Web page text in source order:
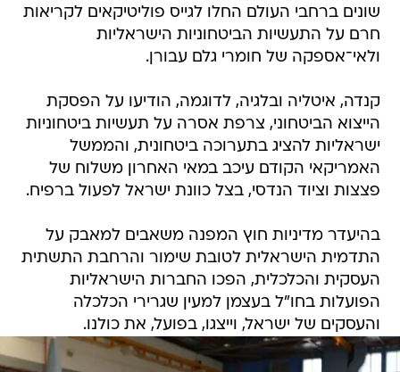
שונים ברחבי העולם החלו לגייס פוליטיקאים לקריאות
חרם על התעשיות הביטחוניות הישראליות
ולאי־אספקה של חומרי גלם עבורן.
קנדה, איטליה ובלגיה, לדוגמה, הודיעו על הפסקת
הייצוא הביטחוני, צרפת אסרה על תעשיות ביטחוניות
ישראליות להציג בתערוכה ביטחונית, והממשל
האמריקאי הקודם עיכב במאי האחרון משלוח של
פצצות וציוד הנדסי, בצל כוונת ישראל לפעול ברפיח.
בהיעדר מדיניות חוץ המפנה משאבים למאבק על
התדמית הישראלית לטובת שימור והרחבת התשתית
העסקית והכלכלית, הפכו החברות הישראליות
הפועלות בחו"ל בעצמן למעין שגרירי הכלכלה
והעסקים של ישראל, וייצגו, בפועל, את כולנו.